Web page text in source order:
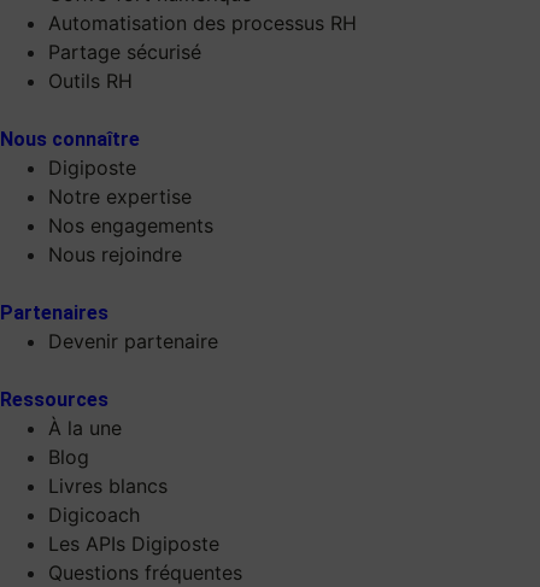
Automatisation des processus RH
Partage sécurisé
Outils RH
Nous connaître
Digiposte
Notre expertise
Nos engagements
Nous rejoindre
Partenaires
Devenir partenaire
Ressources
À la une
Blog
Livres blancs
Digicoach
Les APIs Digiposte
Questions fréquentes